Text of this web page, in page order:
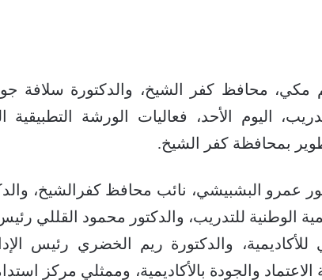
مكي، محافظ كفر الشيخ، والدكتورة سلافة
اليوم الأحد، فعاليات الورشة التطبيقية
بمحافظة كفر الشيخ.
عمرو البشبيشي، نائب محافظ كفرالشيخ،
الوطنية للتدريب، والدكتور محمود القللي
للأكاديمية، والدكتورة ريم الخضري رئيس
الاعتماد والجودة بالأكاديمية، وممثلي مركز